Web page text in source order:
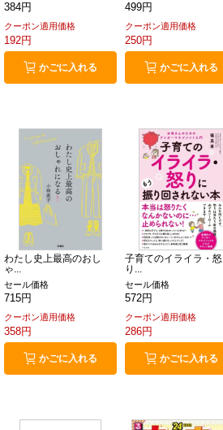
384円
クーポン適用価格
192円
かごに入れる
499円
クーポン適用価格
250円
かごに入れる
わたし史上最高のおし
ゃ...
セール価格
715円
クーポン適用価格
358円
かごに入れる
子育てのイライラ・怒
り...
セール価格
572円
クーポン適用価格
286円
かごに入れる